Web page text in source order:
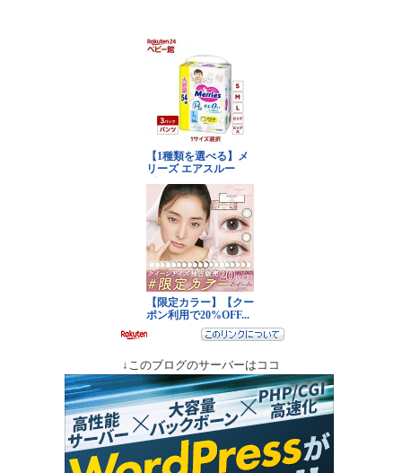
↓このブログのサーバーはココ